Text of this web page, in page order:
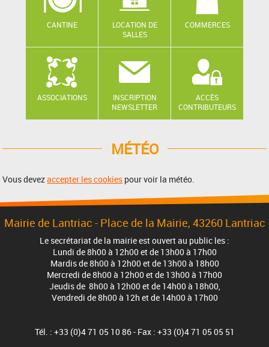
CANTINE
LOCATION DE
SALLES
COMMERCES
ASSOCIATIONS
INSCRIPTION
NEWSLETTER
ACCÈS
CONTRIBUTEURS
MÉTÉO
Vous devezaccepter les cookies pour voir la météo.
Mairie de Lantriac - Place de la Mairie, 43260 Lantriac
Le secrétariat de la mairie est ouvert au public les :
Lundi de 8h00 à 12h00 et de 13h00 à 17h00
Mardis de 8h00 à 12h00 et de 13h00 à 18h00
Mercredi de 8h00 à 12h00 et de 13h00 à 17h00
Jeudis de 8h00 à 12h00 et de 14h00 à 18h00,
Vendredi de 8h00 à 12h et de 14h00 à 17h00
Tél. : +33 (0)4 71 05 10 86 - Fax : +33 (0)4 71 05 05 51